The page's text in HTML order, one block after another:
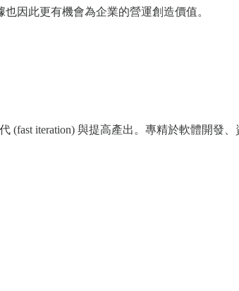
因此更有機會為企業的營運創造價值。
(fast iteration) 與提高產出。專精於軟體開發